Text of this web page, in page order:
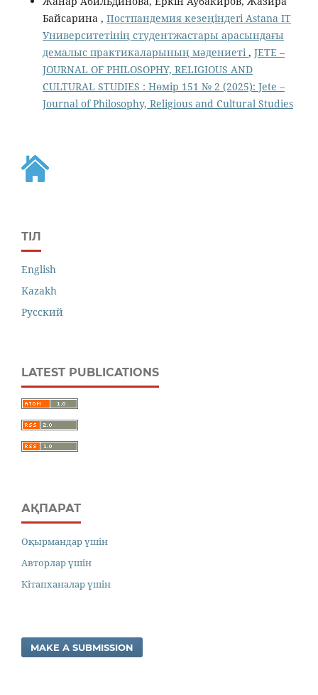
Байсарина , Постпандемия кезеңіндегі Astana IT
Университетінің студентжастары арасындағы
демалыс практикаларының мәдениеті, JETE –
JОURNAL OF PHILOSOPHY, RELIGIOUS AND
CULTURAL STUDIES : Нөмір 151 № 2 (2025): Jete –
Jоurnal of Philosophy, Religious аnd Cultural Studies
ТІЛ
English
Kazakh
Русский
LATEST PUBLICATIONS
АҚПАРАТ
Оқырмандар үшін
Авторлар үшін
Кітапханалар үшін
MAKE A SUBMISSION